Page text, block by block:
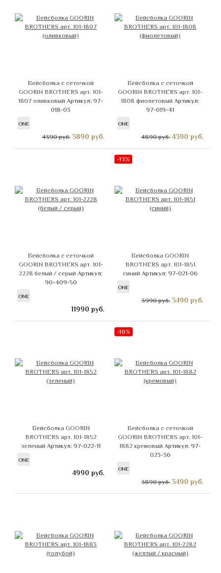
Бейсболка с сеточкой
GOORIN BROTHERS арт. 101-
1807 оливковыйАртикул: 97-
018-03
ONE
4390 руб. 3890 руб.
Бейсболка с сеточкой
GOORIN BROTHERS арт. 101-
1808 фиолетовыйАртикул:
97-019-41
ONE
4890 руб. 4390 руб.
Бейсболка с сеточкой
GOORIN BROTHERS арт. 101-
2228 белый / серыйАртикул:
90-409-50
ONE
11990 руб.
-13%
Бейсболка GOORIN
BROTHERS арт. 101-1851
синий Артикул: 97-021-06
ONE
3990 руб. 3490 руб.
Бейсболка GOORIN
BROTHERS арт. 101-1852
зеленый Артикул: 97-022-11
ONE
4990 руб.
-10%
Бейсболка с сеточкой
GOORIN BROTHERS арт. 101-
1882 кремовыйАртикул: 97-
023-36
ONE
3890 руб. 3490 руб.